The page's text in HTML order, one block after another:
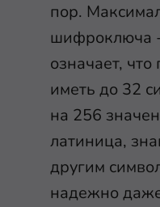
пор.
шифроключа
означает,
иметь до 32
на 256
латиница,
другим
надежно